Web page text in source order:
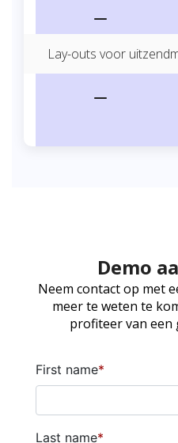
Lay-outs voor
Demo
Neem contact op met
meer te weten te
profiteer van een